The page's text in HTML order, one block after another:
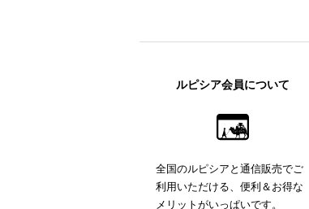
ルピシア会員について
全国のルピシアと通信販売でご
利用いただける、便利＆お得な
メリットがいっぱいです。